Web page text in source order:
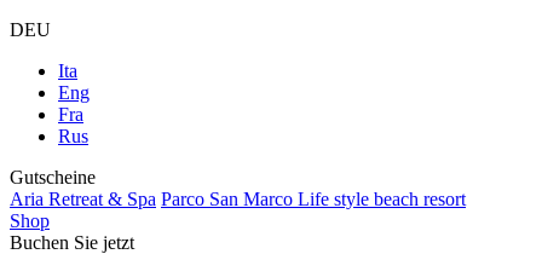
DEU
Ita
Eng
Fra
Rus
Gutscheine
Aria Retreat & Spa Parco San Marco Life style beach resort
Shop
Buchen Sie jetzt